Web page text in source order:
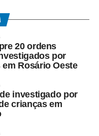
Share
20 ordens
por
Rosário Oeste
investigado por
crianças em